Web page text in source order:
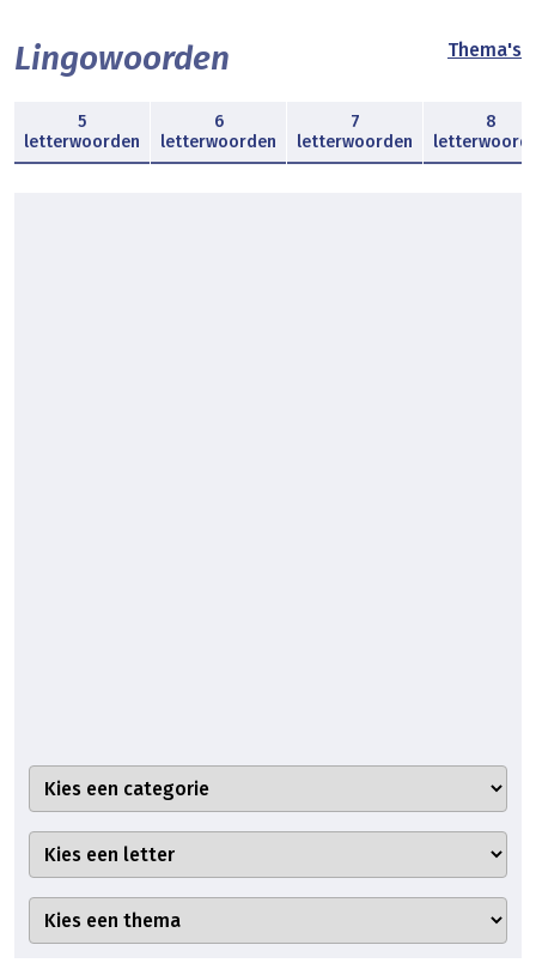
Lingowoorden Thema's
5
letterwoorden
6
letterwoorden
7
letterwoorden
8